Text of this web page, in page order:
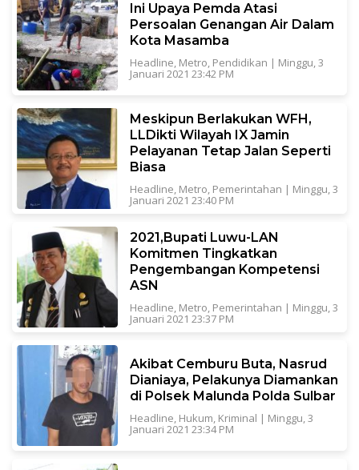
Ini Upaya Pemda Atasi
Persoalan Genangan Air Dalam
Kota Masamba
Headline, Metro, Pendidikan | Minggu, 3
Januari 2021 23:42 PM
Meskipun Berlakukan WFH,
LLDikti Wilayah IX Jamin
Pelayanan Tetap Jalan Seperti
Biasa
Headline, Metro, Pemerintahan | Minggu, 3
Januari 2021 23:40 PM
2021,Bupati Luwu-LAN
Komitmen Tingkatkan
Pengembangan Kompetensi
ASN
Headline, Metro, Pemerintahan | Minggu, 3
Januari 2021 23:37 PM
Akibat Cemburu Buta, Nasrud
Dianiaya, Pelakunya Diamankan
di Polsek Malunda Polda Sulbar
Headline, Hukum, Kriminal | Minggu, 3
Januari 2021 23:34 PM